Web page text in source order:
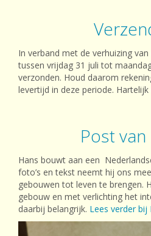
In verband met de verhuizing
tussen vrijdag 31 juli tot
verzonden. Houd daarom
levertijd in deze periode.
Post van
Hans bouwt aan een
foto’s en tekst neemt hij ons
gebouwen tot leven te brengen.
gebouw en met verlichting het
daarbij belangrijk. Lees verder bij